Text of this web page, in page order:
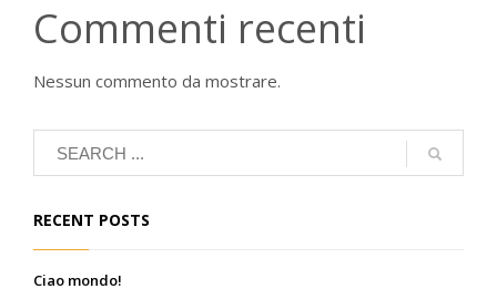
Commenti recenti
Nessun commento da mostrare.
RECENT POSTS
Ciao mondo!